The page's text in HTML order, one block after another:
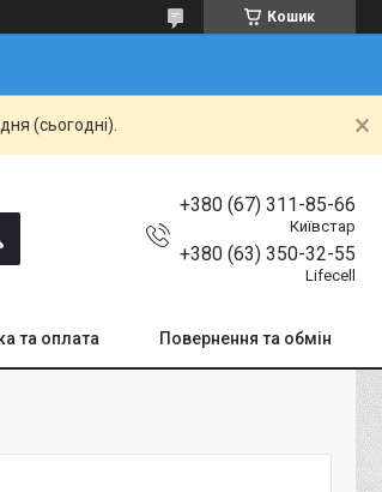
Кошик
(сьогодні).
+380 (67) 311-85-66
Київстар
+380 (63) 350-32-55
Lifecell
та оплата Повернення та обмін